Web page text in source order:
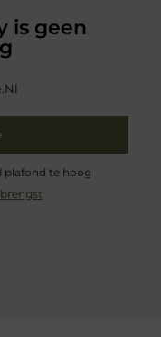
is geen
plafond te hoog